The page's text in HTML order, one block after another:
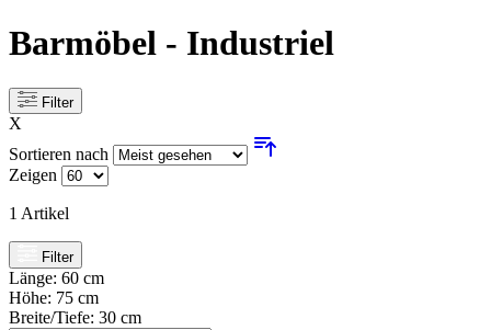
Barmöbel - Industriel
Filter
X
Sortieren nach
Zeigen
1 Artikel
Filter
Länge: 60 cm
Höhe: 75 cm
Breite/Tiefe: 30 cm